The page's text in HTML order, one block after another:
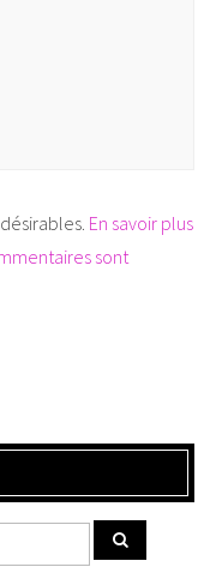
En savoir plus
sont